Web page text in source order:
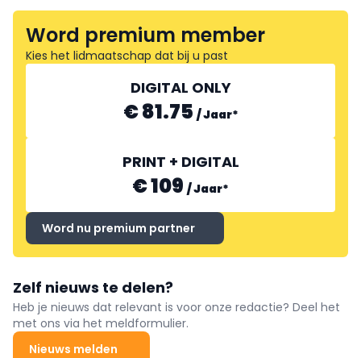
Word premium member
Kies het lidmaatschap dat bij u past
DIGITAL ONLY
€ 81.75 /Jaar*
PRINT + DIGITAL
€ 109 /Jaar*
Word nu premium partner
Zelf nieuws te delen?
Heb je nieuws dat relevant is voor onze redactie? Deel het
met ons via het meldformulier.
Nieuws melden